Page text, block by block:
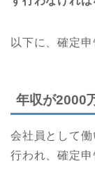
以下に、確定
年収が2000
会社員として
行われ、確定申